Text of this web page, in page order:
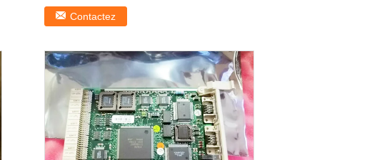
sur le produit de:Le ...
Contactez